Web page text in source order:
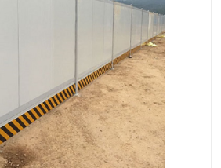
挡 市